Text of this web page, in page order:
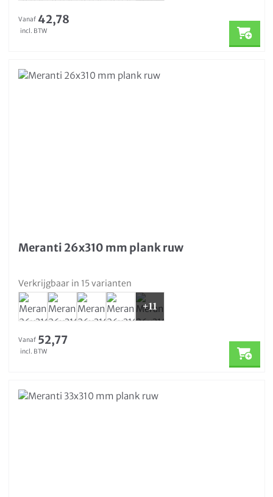
Vanaf 42,78
incl. BTW
Meranti 26x310 mm plank ruw
Verkrijgbaar in 15 varianten
+11
Vanaf 52,77
incl. BTW